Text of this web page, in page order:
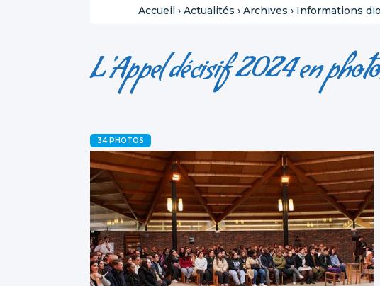
Accueil › Actualités › Archives › Informations
L'Appel décisif 2024 en
34 PHOTOS